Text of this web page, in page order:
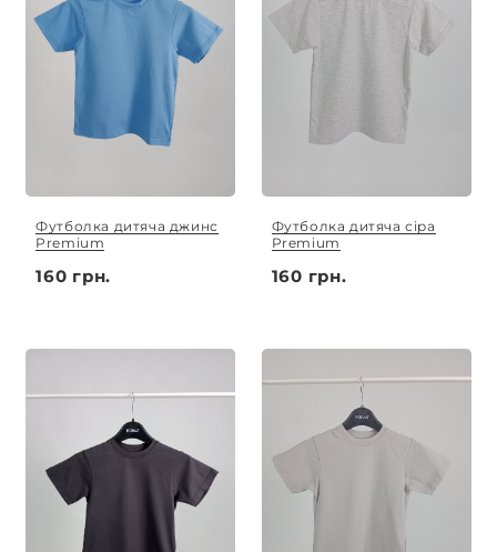
Футболка дитяча джинс
Premium
160 грн.
Футболка дитяча сіра
Premium
160 грн.